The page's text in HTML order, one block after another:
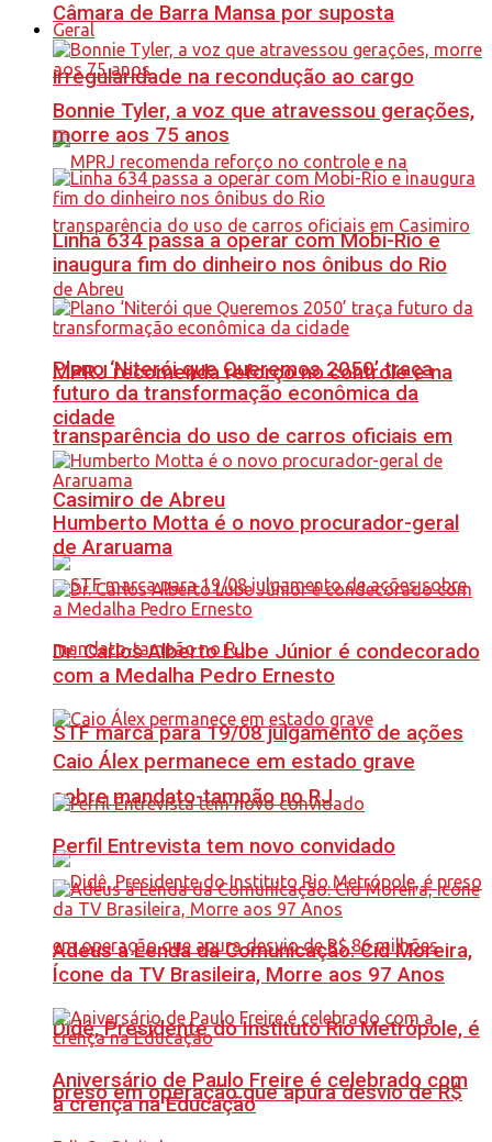
Câmara de Barra Mansa por suposta
irregularidade na recondução ao cargo
MPRJ recomenda reforço no controle e na
transparência do uso de carros oficiais em
Casimiro de Abreu
STF marca para 19/08 julgamento de ações
sobre mandato-tampão no RJ
Didê, Presidente do Instituto Rio Metrópole, é
preso em operação que apura desvio de R$
Geral
Bonnie Tyler, a voz que atravessou gerações,
morre aos 75 anos
Linha 634 passa a operar com Mobi-Rio e
inaugura fim do dinheiro nos ônibus do Rio
Plano ‘Niterói que Queremos 2050’ traça
futuro da transformação econômica da
cidade
Humberto Motta é o novo procurador-geral
de Araruama
Dr. Carlos Alberto Lube Júnior é condecorado
com a Medalha Pedro Ernesto
Caio Álex permanece em estado grave
Perfil Entrevista tem novo convidado
Adeus à Lenda da Comunicação: Cid Moreira,
Ícone da TV Brasileira, Morre aos 97 Anos
Aniversário de Paulo Freire é celebrado com
a crença na Educação